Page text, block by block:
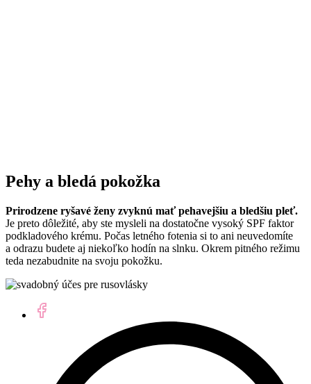
Pehy a bledá pokožka
Prirodzene ryšavé ženy zvyknú mať pehavejšiu a bledšiu pleť.
Je preto dôležité, aby ste mysleli na dostatočne vysoký SPF faktor
podkladového krému. Počas letného fotenia si to ani neuvedomíte
a odrazu budete aj niekoľko hodín na slnku. Okrem pitného režimu
teda nezabudnite na svoju pokožku.